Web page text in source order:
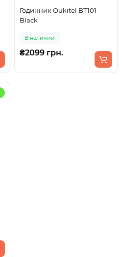
Годинник Oukitel BT101
Black
В наличии
₴2099 грн.